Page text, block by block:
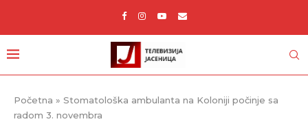
Početna » Stomatološka ambulanta na Koloniji počinje sa
radom 3. novembra